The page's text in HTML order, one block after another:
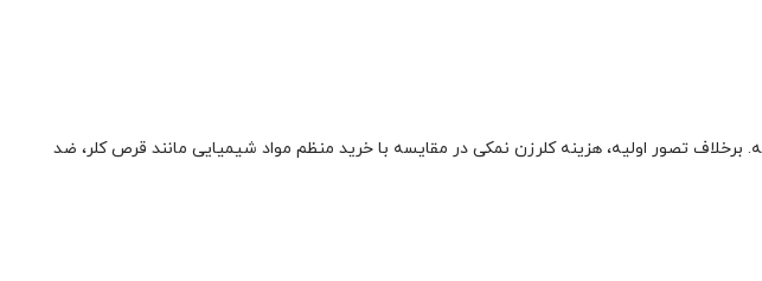
برخلاف تصور اولیه، هزینه کلرزن نمکی در مقایسه با خرید منظم مواد شیمیایی مانند قرص کلر، ضد